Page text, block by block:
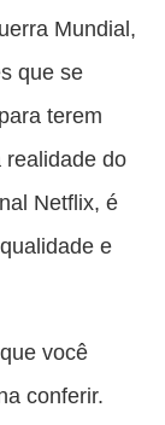
Mundial,
que se
terem
realidade do
Netflix, é
e
você
conferir.